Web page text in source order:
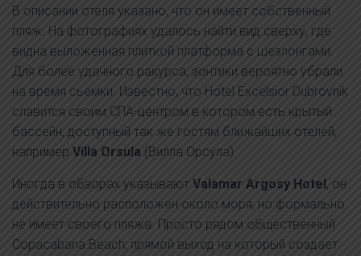
В описании отеля указано, что он имеет собственный
пляж. На фотографиях удалось найти вид сверху, где
видна выложенная плиткой платформа с шезлонгами.
Для более удачного ракурса, зонтики вероятно убрали
на время сьемки. Известно, что Hotel Excelsior Dubrovnik
славится своим СПА-центром в котором есть крытый
бассейн, доступный так же гостям ближайших отелей,
например Villa Orsula (Вилла Орсула).
Иногда в обзорах указывают Valamar Argosy Hotel , он
действительно расположен около моря, но формально
не имеет своего пляжа. Просто рядом общественный
Copacabana Beach, прямой выход на который создает